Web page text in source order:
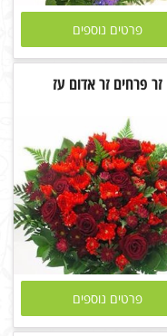
פרטים נוספים
זר פרחים זר אדום עז
פרטים נוספים